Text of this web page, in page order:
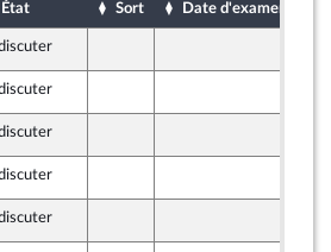
État Sort Date d'examen